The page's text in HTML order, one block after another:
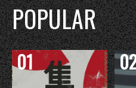
POPULAR